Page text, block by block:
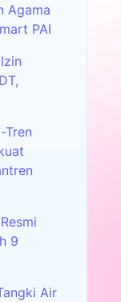
Agama
PAI
Tren
9
Air